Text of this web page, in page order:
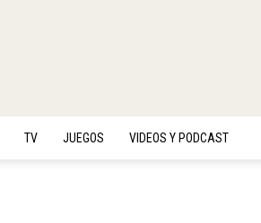
TV JUEGOS VIDEOS Y PODCAST